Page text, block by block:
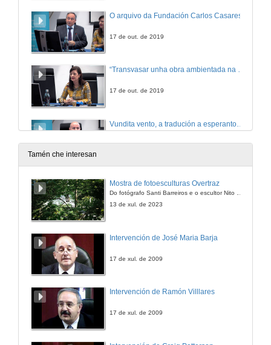
O arquivo da Fundación Carlos Casares
17 de out. de 2019
“Transvasar unha obra ambientada na posguerra en Galicia a unha lingua universal medio século despois supón un reto tradutolóxico que merece atención no ámbito académico"
17 de out. de 2019
17 de out. de 2019
Tamén che interesan
Mostra de fotoesculturas Overtraz
13 de xul. de 2023
Intervención de José Maria Barja
17 de xul. de 2009
Intervención de Ramón Villlares
17 de xul. de 2009